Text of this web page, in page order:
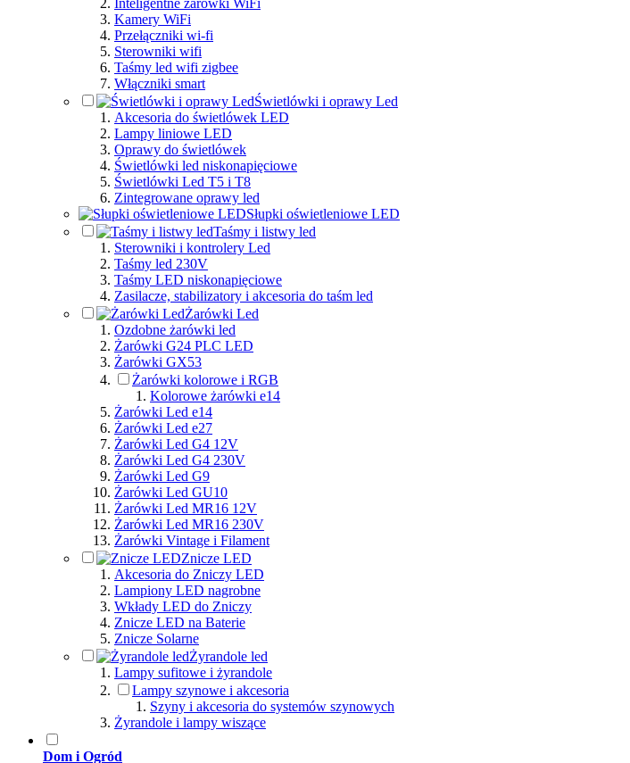
Inteligentne żarówki WiFi
Kamery WiFi
Przełączniki wi-fi
Sterowniki wifi
Taśmy led wifi zigbee
Włączniki smart
Świetlówki i oprawy Led
Akcesoria do świetlówek LED
Lampy liniowe LED
Oprawy do świetlówek
Świetlówki led niskonapięciowe
Świetlówki Led T5 i T8
Zintegrowane oprawy led
Słupki oświetleniowe LED
Taśmy i listwy led
Sterowniki i kontrolery Led
Taśmy led 230V
Taśmy LED niskonapięciowe
Zasilacze, stabilizatory i akcesoria do taśm led
Żarówki Led
Ozdobne żarówki led
Żarówki G24 PLC LED
Żarówki GX53
Żarówki kolorowe i RGB
Kolorowe żarówki e14
Żarówki Led e14
Żarówki Led e27
Żarówki Led G4 12V
Żarówki Led G4 230V
Żarówki Led G9
Żarówki Led GU10
Żarówki Led MR16 12V
Żarówki Led MR16 230V
Żarówki Vintage i Filament
Znicze LED
Akcesoria do Zniczy LED
Lampiony LED nagrobne
Wkłady LED do Zniczy
Znicze LED na Baterie
Znicze Solarne
Żyrandole led
Lampy sufitowe i żyrandole
Lampy szynowe i akcesoria
Szyny i akcesoria do systemów szynowych
Żyrandole i lampy wiszące
Dom i Ogród